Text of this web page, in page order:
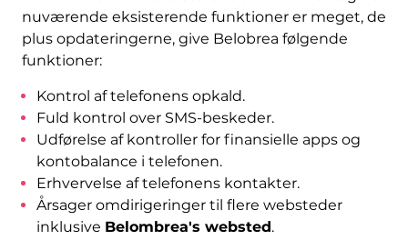
nuværende eksisterende funktioner er meget, de
plus opdateringerne, give Belobrea følgende
funktioner:
Kontrol af telefonens opkald.
Fuld kontrol over SMS-beskeder.
Udførelse af kontroller for finansielle apps og
kontobalance i telefonen.
Erhvervelse af telefonens kontakter.
Årsager omdirigeringer til flere websteder
inklusive Belombrea's websted.